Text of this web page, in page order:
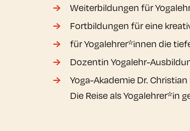
Weiterbildungen für
Fortbildungen für eine
für Yogalehrer*innen die
Dozentin Yogalehr-
Yoga-Akademie Dr.
Die Reise als Yogalehrer*in